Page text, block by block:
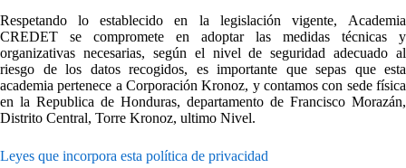
Respetando lo establecido en la legislación vigente, Academia
CREDET se compromete en adoptar las medidas técnicas y
organizativas necesarias, según el nivel de seguridad adecuado al
riesgo de los datos recogidos, es importante que sepas que esta
academia pertenece a Corporación Kronoz, y contamos con sede física
en la Republica de Honduras, departamento de Francisco Morazán,
Distrito Central, Torre Kronoz, ultimo Nivel.
Leyes que incorpora esta política de privacidad